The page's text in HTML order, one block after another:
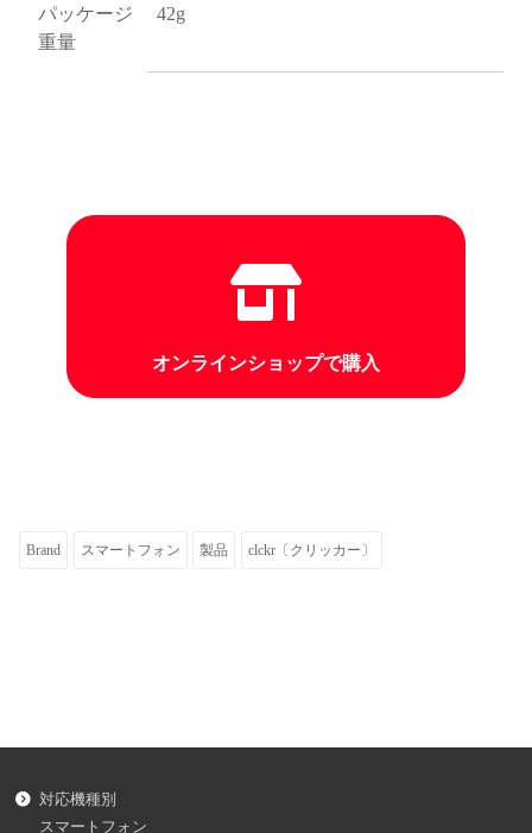
パッケージ
重量
42g
オンラインショップで購入
Brand スマートフォン 製品 clckr〔クリッカー〕
対応機種別
スマートフォン